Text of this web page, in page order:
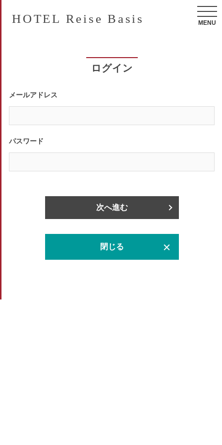
HOTEL Reise Basis MENU
ログイン
メールアドレス
パスワード
次へ進む